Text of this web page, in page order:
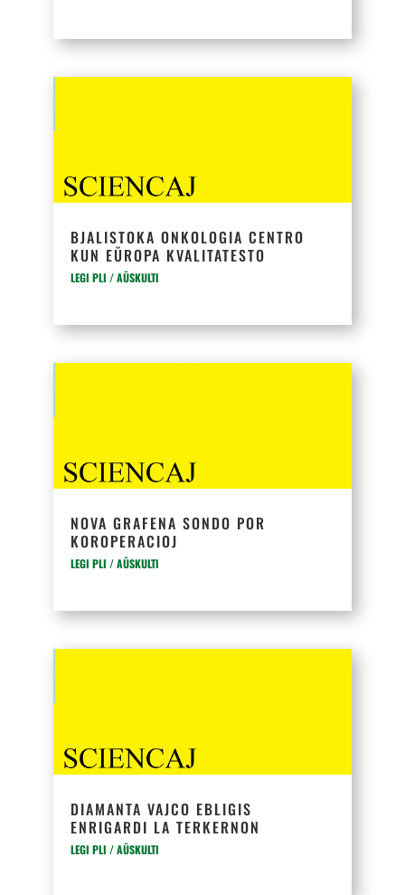
BJALISTOKA ONKOLOGIA CENTRO
KUN EŬROPA KVALITATESTO
LEGI PLI / AŬSKULTI
NOVA GRAFENA SONDO POR
KOROPERACIOJ
LEGI PLI / AŬSKULTI
DIAMANTA VAJCO EBLIGIS
ENRIGARDI LA TERKERNON
LEGI PLI / AŬSKULTI